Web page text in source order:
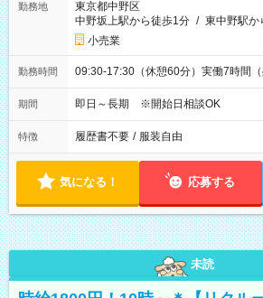
勤務地
東京都中野区
中野坂上駅から徒歩1分 / 東中野駅か
小売業
勤務時間 09:30-17:30（休憩60分）実働7時間（
期間 即日～長期 ※開始日相談OK
特徴 履歴書不要 / 服装自由
気になる！ 応募する
未読